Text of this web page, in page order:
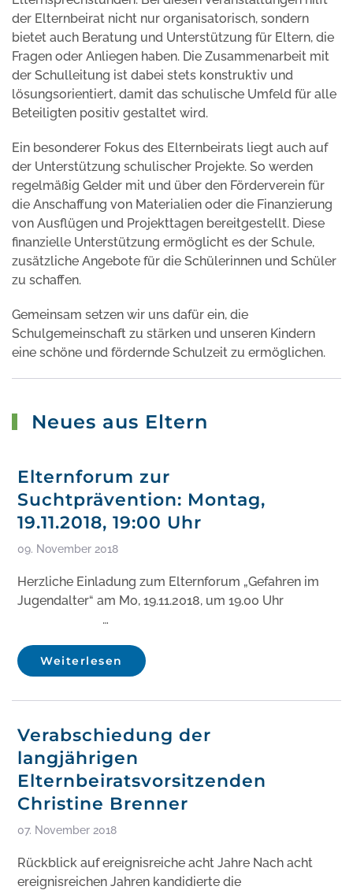
der Elternbeirat nicht nur organisatorisch, sondern
bietet auch Beratung und Unterstützung für Eltern, die
Fragen oder Anliegen haben. Die Zusammenarbeit mit
der Schulleitung ist dabei stets konstruktiv und
lösungsorientiert, damit das schulische Umfeld für alle
Beteiligten positiv gestaltet wird.
Ein besonderer Fokus des Elternbeirats liegt auch auf
der Unterstützung schulischer Projekte. So werden
regelmäßig Gelder mit und über den Förderverein für
die Anschaffung von Materialien oder die Finanzierung
von Ausflügen und Projekttagen bereitgestellt. Diese
finanzielle Unterstützung ermöglicht es der Schule,
zusätzliche Angebote für die Schülerinnen und Schüler
zu schaffen.
Gemeinsam setzen wir uns dafür ein, die
Schulgemeinschaft zu stärken und unseren Kindern
eine schöne und fördernde Schulzeit zu ermöglichen.
Neues aus Eltern
Elternforum zur
Suchtprävention: Montag,
19.11.2018, 19:00 Uhr
09. November 2018
Herzliche Einladung zum Elternforum „Gefahren im
Jugendalter“ am Mo, 19.11.2018, um 19.00 Uhr
…
Weiterlesen
Verabschiedung der
langjährigen
Elternbeiratsvorsitzenden
Christine Brenner
07. November 2018
Rückblick auf ereignisreiche acht Jahre Nach acht
ereignisreichen Jahren kandidierte die